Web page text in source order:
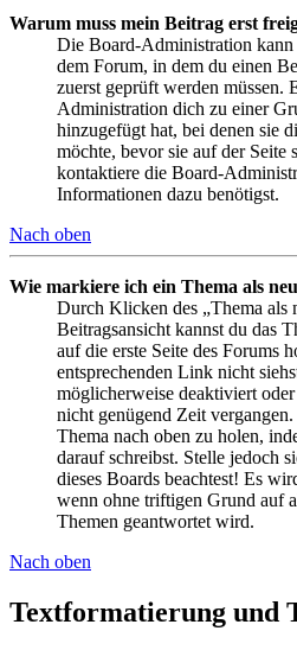
Warum muss mein Beitrag erst
Die Board-Administration kann
dem Forum, in dem du einen
zuerst geprüft werden müssen.
Administration dich zu einer
hinzugefügt hat, bei denen sie
möchte, bevor sie auf der Seite
kontaktiere die Board-
Informationen dazu benötigst.
Nach oben
Wie markiere ich ein Thema als
Durch Klicken des „Thema als
Beitragsansicht kannst du das
auf die erste Seite des Forums
entsprechenden Link nicht
möglicherweise deaktiviert
nicht genügend Zeit
Thema nach oben zu holen,
darauf schreibst. Stelle jedoch
dieses Boards beachtest! Es
wenn ohne triftigen Grund auf
Themen geantwortet wird.
Nach oben
Textformatierung und